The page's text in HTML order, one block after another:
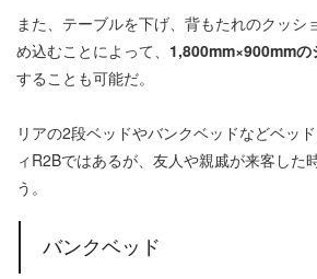
また、テーブルを下げ、背もたれのクッシ
め込むことによって、 1,800mm×900mmの
することも可能だ。
リアの2段ベッドやバンクベッドなどベッ
ィR2Bではあるが、友人や親戚が来客した
う。
バンクベッド